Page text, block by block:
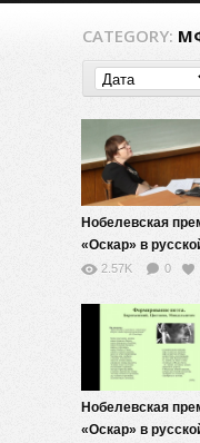
CATEGORY:
Нобелевская
«Оскар» в
славянских
2.57K 0
Нобелевская
«Оскар» в